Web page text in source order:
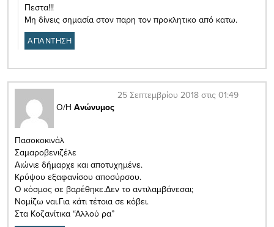
Πεστα!!!
Μη δίνεις σημασία στον παρη τον προκλητικο από κατω.
ΑΠΑΝΤΗΣΗ
Ο/Η Ανώνυμος
25 Σεπτεμβρίου 2018 στις 01:49
Πασοκοκινάλ
Σαμαροβενιζέλε
Αιώνιε δήμαρχε και αποτυχημένε.
Κρύψου εξαφανίσου αποσύρσου.
Ο κόσμος σε βαρέθηκε.Δεν το αντιλαμβάνεσαι;
Νομίζω ναι.Για κάτι τέτοια σε κόβει.
Στα Κοζανίτικα “Αλλού ρα”